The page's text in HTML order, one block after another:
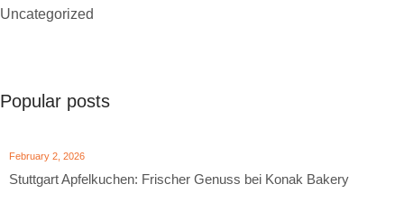
Uncategorized
Popular posts
February 2, 2026
Stuttgart Apfelkuchen: Frischer Genuss bei Konak Bakery